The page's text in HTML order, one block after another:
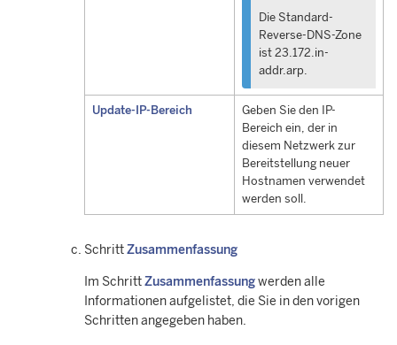
Die Standard-
Reverse-DNS-Zone
ist 23.172.in-
addr.arp.
Update-IP-Bereich
Geben Sie den IP-
Bereich ein, der in
diesem Netzwerk zur
Bereitstellung neuer
Hostnamen verwendet
werden soll.
SchrittZusammenfassung
Im SchrittZusammenfassungwerden alle
Informationen aufgelistet, die Sie in den vorigen
Schritten angegeben haben.